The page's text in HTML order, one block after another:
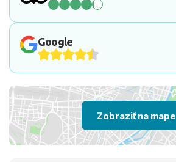
Google
Zobraziť na mape